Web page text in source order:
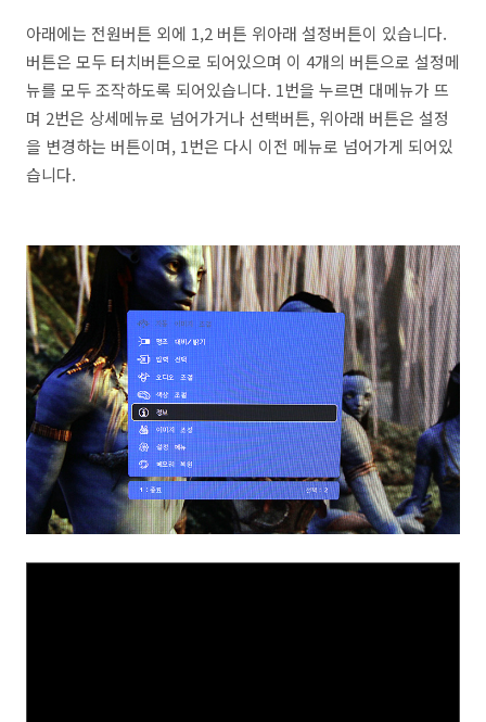
아래에는 전원버튼 외에 1,2 버튼 위아래 설정버튼이 있습니다.
버튼은 모두 터치버튼으로 되어있으며 이 4개의 버튼으로 설정메
뉴를 모두 조작하도록 되어있습니다. 1번을 누르면 대메뉴가 뜨
며 2번은 상세메뉴로 넘어가거나 선택버튼, 위아래 버튼은 설정
을 변경하는 버튼이며, 1번은 다시 이전 메뉴로 넘어가게 되어있
습니다.